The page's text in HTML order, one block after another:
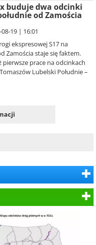
buduje dwa odcinki
od Zamościa
19 | 16:01
ekspresowej S17 na
Zamościa staje się faktem.
pierwsze prace na odcinkach
Lubelski Południe –